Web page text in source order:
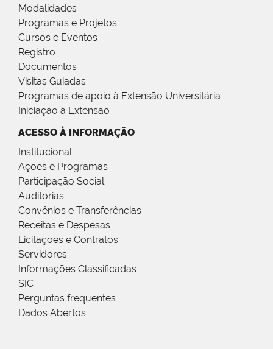
Modalidades
Programas e Projetos
Cursos e Eventos
Registro
Documentos
Visitas Guiadas
Programas de apoio à Extensão Universitária
Iniciação à Extensão
ACESSO À INFORMAÇÃO
Institucional
Ações e Programas
Participação Social
Auditorias
Convênios e Transferências
Receitas e Despesas
Licitações e Contratos
Servidores
Informações Classificadas
SIC
Perguntas frequentes
Dados Abertos